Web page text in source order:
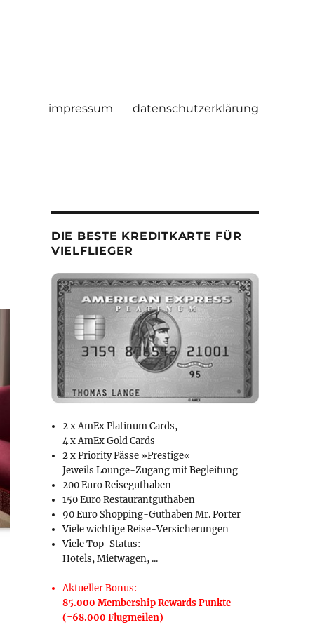
impressum datenschutzerklärung
DIE BESTE KREDITKARTE FÜR
VIELFLIEGER
2 x AmEx Platinum Cards,
4 x AmEx Gold Cards
2 x Priority Pässe »Prestige«
Jeweils Lounge-Zugang mit Begleitung
200 Euro Reiseguthaben
150 Euro Restaurantguthaben
90 Euro Shopping-Guthaben Mr. Porter
Viele wichtige Reise-Versicherungen
Viele Top-Status:
Hotels, Mietwagen, ...
Aktueller Bonus:
85.000 Membership Rewards Punkte
(=68.000 Flugmeilen)